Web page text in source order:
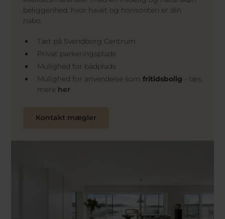
beliggenhed, hvor havet og horisonten er din
nabo.
Tæt på Svendborg Centrum
Privat parkeringsplads
Mulighed for bådplads
Mulighed for anvendelse somfritidsbolig - læs
mere her
Kontakt mægler